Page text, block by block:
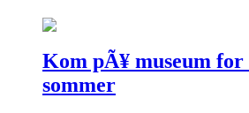
Kom pÃ¥ museum for
sommer